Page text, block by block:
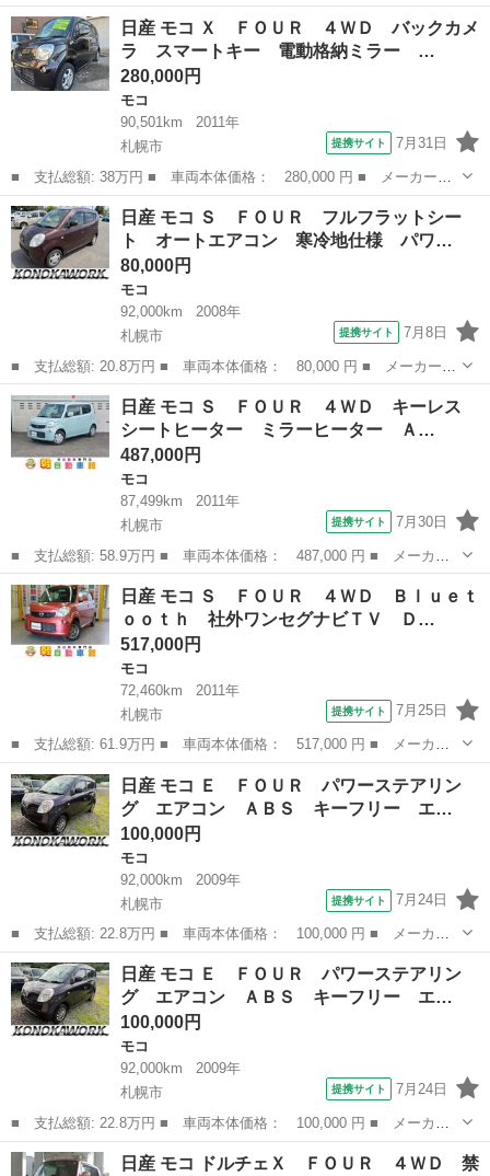
名： 日産 ■ 車種名： モコ ■ グレード名： Ｘ ＦＯＵＲ ス
マートキー プッシュスタート 電動格納ミラー アイドリングスト
ップ シート...
北海道 札幌市 モコ
日産 モコ Ｘ ＦＯＵＲ ４ＷＤ バックカメ
ラ スマートキー 電動格納ミラー …
280,000円
モコ
90,501km
2011年
札幌市
提携サイト 7月31日
■ 支払総額: 38万円 ■ 車両本体価格： 280,000 円 ■ メーカー
名： 日産 ■ 車種名： モコ ■ グレード名： Ｘ ＦＯＵＲ ４
ＷＤ バックカメラ スマートキー 電動格納ミラー シートヒータ
ー ベンチシート...
北海道 札幌市 モコ
日産 モコ Ｓ ＦＯＵＲ フルフラットシー
ト オートエアコン 寒冷地仕様 パワ…
80,000円
モコ
92,000km
2008年
札幌市
提携サイト 7月8日
■ 支払総額: 20.8万円 ■ 車両本体価格： 80,000 円 ■ メーカー
名： 日産 ■ 車種名： モコ ■ グレード名： Ｓ ＦＯＵＲ フ
ルフラットシート オートエアコン 寒冷地仕様 パワステ キーレ
スキー 助手席...
北海道 札幌市 モコ
日産 モコ Ｓ ＦＯＵＲ ４ＷＤ キーレス
シートヒーター ミラーヒーター Ａ…
487,000円
モコ
87,499km
2011年
札幌市
提携サイト 7月30日
■ 支払総額: 58.9万円 ■ 車両本体価格： 487,000 円 ■ メーカー
名： 日産 ■ 車種名： モコ ■ グレード名： Ｓ ＦＯＵＲ ４
ＷＤ キーレス シートヒーター ミラーヒーター ＡＢＳ エアコ
ン パワステ...
北海道 札幌市 モコ
日産 モコ Ｓ ＦＯＵＲ ４ＷＤ Ｂｌｕｅｔ
ｏｏｔｈ 社外ワンセグナビＴＶ Ｄ…
517,000円
モコ
72,460km
2011年
札幌市
提携サイト 7月25日
■ 支払総額: 61.9万円 ■ 車両本体価格： 517,000 円 ■ メーカー
名： 日産 ■ 車種名： モコ ■ グレード名： Ｓ ＦＯＵＲ ４
ＷＤ Ｂｌｕｅｔｏｏｔｈ 社外ワンセグナビＴＶ ＤＶＤ ＥＴ
Ｃ シートヒー...
北海道 札幌市 モコ
日産 モコ Ｅ ＦＯＵＲ パワーステアリン
グ エアコン ＡＢＳ キーフリー エ…
100,000円
モコ
92,000km
2009年
札幌市
提携サイト 7月24日
■ 支払総額: 22.8万円 ■ 車両本体価格： 100,000 円 ■ メーカー
名： 日産 ■ 車種名： モコ ■ グレード名： Ｅ ＦＯＵＲ パ
ワーステアリング エアコン ＡＢＳ キーフリー エアバック パ
ワーウインド...
北海道 札幌市 モコ
日産 モコ Ｅ ＦＯＵＲ パワーステアリン
グ エアコン ＡＢＳ キーフリー エ…
100,000円
モコ
92,000km
2009年
札幌市
提携サイト 7月24日
■ 支払総額: 22.8万円 ■ 車両本体価格： 100,000 円 ■ メーカー
名： 日産 ■ 車種名： モコ ■ グレード名： Ｅ ＦＯＵＲ パ
ワーステアリング エアコン ＡＢＳ キーフリー エアバック パ
北海道 札幌市 モコ
日産 モコ ドルチェＸ ＦＯＵＲ ４ＷＤ 禁